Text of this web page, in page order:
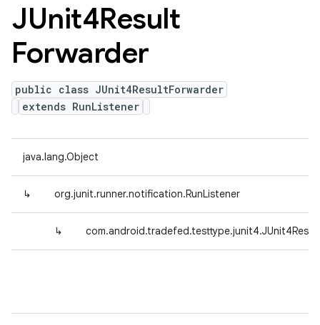
JUnit4Result
Forwarder
public class JUnit4ResultForwarder
extends RunListener
java.lang.Object
↳ org.junit.runner.notification.RunListener
↳